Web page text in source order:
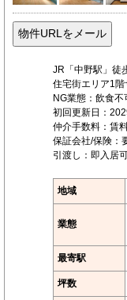
JR「中野駅」徒
住宅街エリア1
NG業態：飲食不
初回更新日：
仲介手数料：賃
保証会社/保険：
引渡し：即入居
地域
業態
最寄駅
坪数